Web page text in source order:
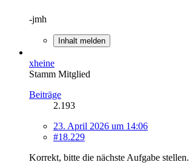
-jmh
Inhalt melden
xheine
Stamm Mitglied
Beiträge
2.193
23. April 2026 um 14:06
#18.229
Korrekt, bitte die nächste Aufgabe stellen.